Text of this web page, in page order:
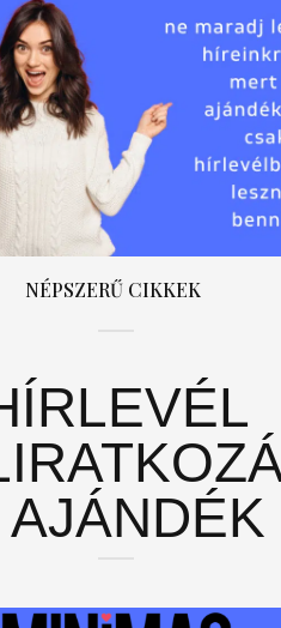
NÉPSZERŰ CIKKEK
AJÁNDÉK